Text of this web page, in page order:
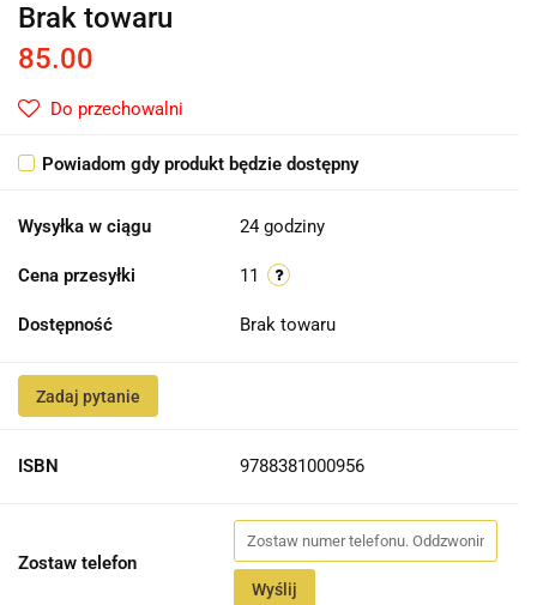
Brak towaru
85.00
Do przechowalni
Powiadom gdy produkt będzie dostępny
Wysyłka w ciągu 24 godziny
Cena przesyłki 11
Dostępność Brak towaru
Zadaj pytanie
ISBN 9788381000956
Zostaw telefon
Wyślij